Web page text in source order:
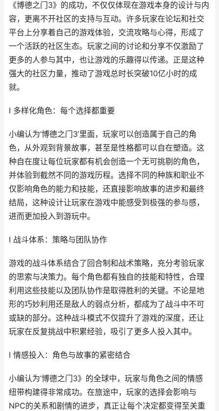
《博德之门3》的成功，不仅仅体现在游戏本身的设计与内
容，更离不开社区的支持与互动。许多玩家在论坛和社交
平台上分享着自己的游戏体验，交流攻略与心得，形成了
一个活跃的社区生态。玩家之间的讨论和分享不仅激励了
更多的人参与其中，也让游戏的乐趣得以传递。正是这种
强大的社区力量，推动了游戏总时长突破10亿小时的成
就。
I 多样化角色：每个选择都重要
小编认为‘博德之门3’里面，玩家可以创造属于自己的角
色，从外观到背景故事，甚至是性格都可以自在塑造。这
种自在度让每位玩家都有机会创造一个无可挑剔的角色，
并体验到截然不同的游戏历程。选择不同的种族和职业不
仅影响角色的能力和技能，还直接影响故事的进步和最终
结局，这种设计让玩家在游戏中能感受到极强的参与感，
进而更加投入到游玩中。
I 战斗体系：策略与团队协作
游戏的战斗体系结合了回合制和战术策略，充分考验玩家
的思索与决策力。每个角色都有独自的技能和特性，合理
利用这些技能以及团队协作是取得胜利的关键。不论是地
形的巧妙利用还是敌人的弱点分析，都成为了战斗中不可
或缺的部分。这种战斗模式不仅提升了游戏的深度，还让
玩家在反复挑战中积累经验，吸引了更多人投入其中。
I 情感投入：角色与故事的紧密结合
小编认为‘博德之门3》的全球中，玩家与角色之间的情感
纽带构建得非常成功。在旅途中，玩家的选择会影响与
NPC的关系和剧情的进步，真正让每个决定都变得至关重